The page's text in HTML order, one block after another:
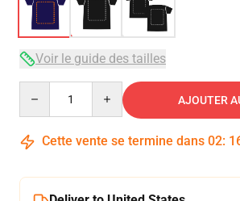
Voir le guide des tailles
AJOUTER
Cette vente se termine dans 02: